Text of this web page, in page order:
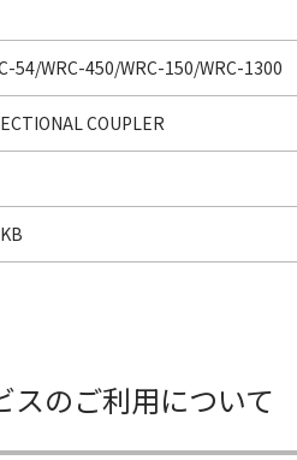
54/WRC-450/WRC-150/WRC-1300
COUPLER
スのご利用について